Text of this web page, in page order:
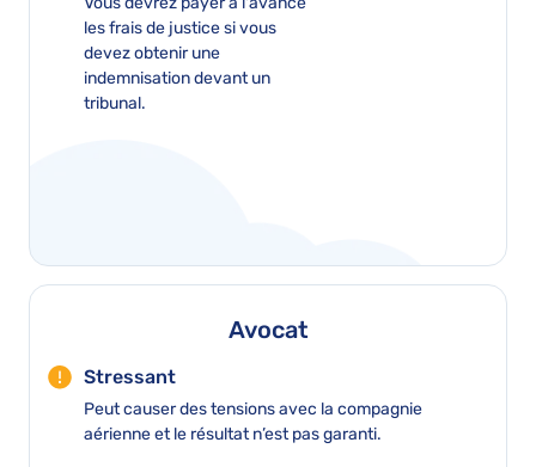
les frais de justice si vous
devez obtenir une
indemnisation devant un
tribunal.
Avocat
Stressant
Peut causer des tensions avec la compagnie
aérienne et le résultat n’est pas garanti.